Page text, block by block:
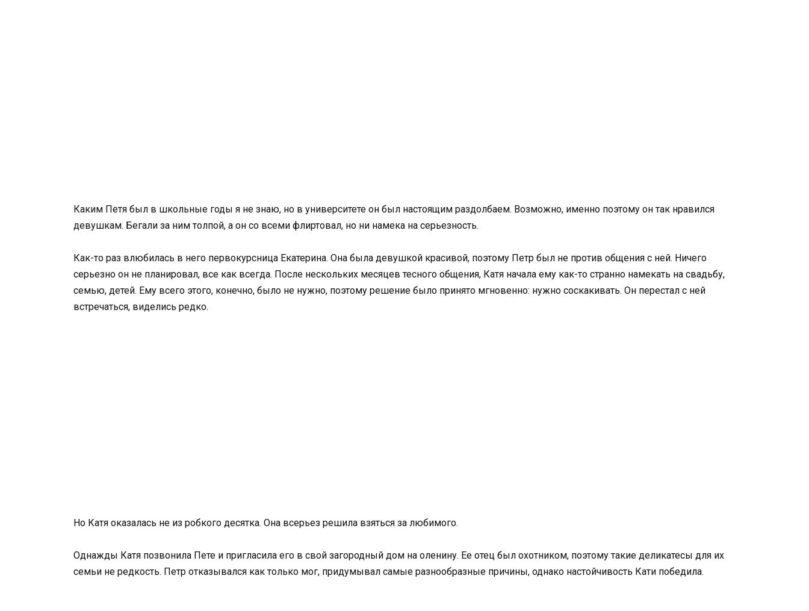
Каким Петя был в школьные годы я не знаю, но в университете он был настоящим раздолбаем. Возможно, именно поэтому он так нравился
девушкам. Бегали за ним толпой, а он со всеми флиртовал, но ни намека на серьезность.
Как-то раз влюбилась в него первокурсница Екатерина. Она была девушкой красивой, поэтому Петр был не против общения с ней. Ничего
серьезно он не планировал, все как всегда. После нескольких месяцев тесного общения, Катя начала ему как-то странно намекать на свадьбу,
семью, детей. Ему всего этого, конечно, было не нужно, поэтому решение было принято мгновенно: нужно соскакивать. Он перестал с ней
встречаться, виделись редко.
Но Катя оказалась не из робкого десятка. Она всерьез решила взяться за любимого.
Однажды Катя позвонила Пете и пригласила его в свой загородный дом на оленину. Ее отец был охотником, поэтому такие деликатесы для их
семьи не редкость. Петр отказывался как только мог, придумывал самые разнообразные причины, однако настойчивость Кати победила.